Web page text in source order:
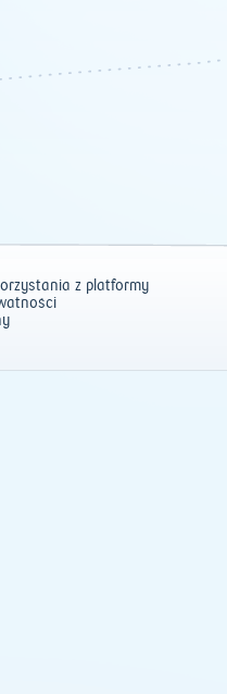
z platformy